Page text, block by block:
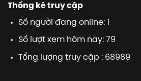
Thống kê truy cập
Số người đang online: 1
Số lượt xem hôm nay: 79
Tổng lượng truy cập : 68989